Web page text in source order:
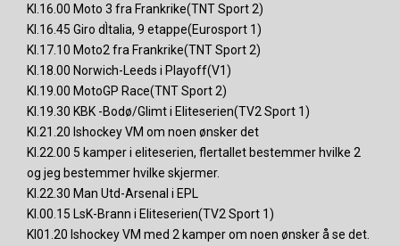
Kl.16.00 Moto 3 fra Frankrike(TNT Sport 2)
Kl.16.45 Giro dÌtalia, 9 etappe(Eurosport 1)
Kl.17.10 Moto2 fra Frankrike(TNT Sport 2)
Kl.18.00 Norwich-Leeds i Playoff(V1)
Kl.19.00 MotoGP Race(TNT Sport 2)
Kl.19.30 KBK -Bodø/Glimt i Eliteserien(TV2 Sport 1)
Kl.21.20 Ishockey VM om noen ønsker det
Kl.22.00 5 kamper i eliteserien, flertallet bestemmer hvilke 2
og jeg bestemmer hvilke skjermer.
Kl.22.30 Man Utd-Arsenal i EPL
Kl.00.15 LsK-Brann i Eliteserien(TV2 Sport 1)
Kl01.20 Ishockey VM med 2 kamper om noen ønsker å se det.